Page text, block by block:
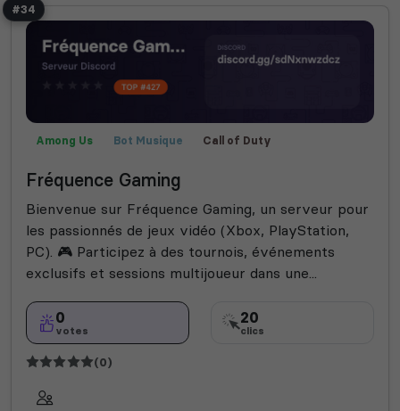
#34
Among Us Bot Musique
Call of Duty
Jeux
Rocket League
Fréquence Gaming
Bienvenue sur Fréquence Gaming, un serveur pour
les passionnés de jeux vidéo (Xbox, PlayStation,
PC). 🎮 Participez à des tournois, événements
exclusifs et sessions multijoueur dans une...
0
votes
20
clics
(0)